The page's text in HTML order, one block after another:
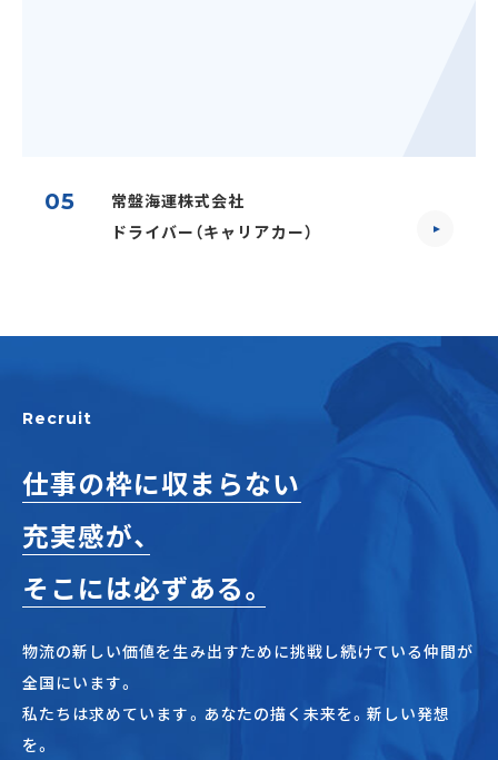
05
常盤海運株式会社
ドライバー（キャリアカー）
Recruit
仕事の枠に収まらない
充実感が、
そこには必ずある。
物流の新しい価値を生み出すために挑戦し続けている仲間が
全国にいます。
私たちは求めています。あなたの描く未来を。新しい発想
を。